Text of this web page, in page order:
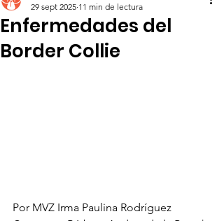
Enfermedades del
Border Collie
29 sept 2025 11 min de lectura
Por MVZ Irma Paulina Rodríguez